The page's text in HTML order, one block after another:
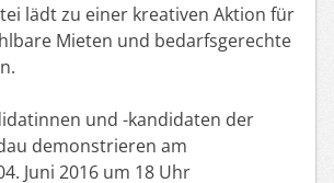
lädt zu einer kreativen Aktion für
Mieten und bedarfsgerechte
und -kandidaten der
demonstrieren am
Juni 2016 um 18 Uhr